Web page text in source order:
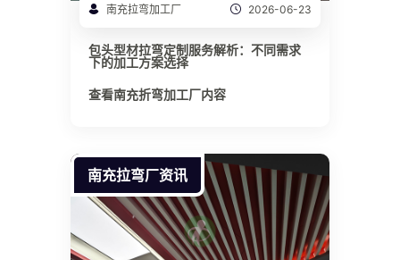
南充拉弯加工厂 2026-06-23
包头型材拉弯定制服务解析：不同需求
下的加工方案选择
查看南充折弯加工厂内容
南充拉弯厂资讯